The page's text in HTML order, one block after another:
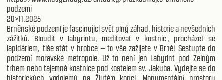
podzemi
20>11.2025
Brněnské podzemí je fascinující svět plný záhad, historie a nevšedních
zážitků. Bloudit v labyrintu, meditovat v kostnici, procházet se
lapidáriem, tiše stát v hrobce – to vše zažijete v Brně! Sestupte do
podzemí moravské metropole. Už to není jen Labyrint pod Zelným
trhem nebo tajemná kostnice pod kostelem sv. Jakuba. Vydejte se do
historických vodojemů na Žlutém kopci. Monumentální prostory